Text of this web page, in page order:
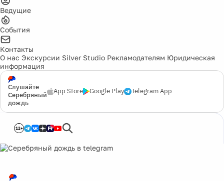
Ведущие
События
Контакты
О нас Экскурсии Silver Studio Рекламодателям Юридическая
информация
Слушайте
Серебряный
дождь
App Store Google Play Telegram App
12+